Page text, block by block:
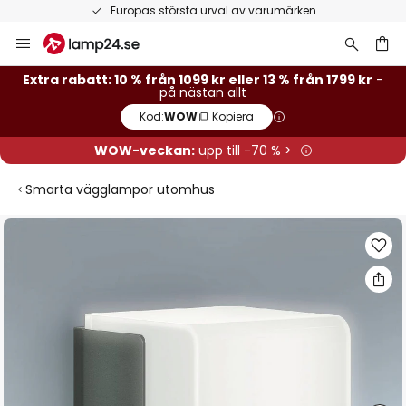
Europas största urval av varumärken
Hoppa
till
innehållet
Extra rabatt: 10 % från 1099 kr eller 13 % från 1799 kr -
på nästan allt
Kod:WOW Kopiera
WOW-veckan:upp till -70 % >
Smarta vägglampor utomhus
Hoppa
bildgalleriet